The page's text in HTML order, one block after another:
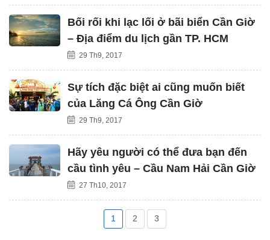
Bối rối khi lạc lối ở bãi biển Cần Giờ
– Địa điểm du lịch gần TP. HCM
29 Th9, 2017
Sự tích đặc biệt ai cũng muốn biết
của Lăng Cá Ông Cần Giờ
29 Th9, 2017
Hãy yêu người có thể đưa bạn đến
cầu tình yêu – Cầu Nam Hải Cần Giờ
27 Th10, 2017
1 2 3